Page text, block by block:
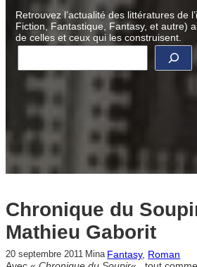
Retrouvez l’actualité des littératures de
Fiction, Fantastique, Fantasy, et autre)
de celles et ceux qui les construisent.
R
c
Chronique du
Mathieu Gaborit
20 septembre 2011 Mina Fantasy, Roman